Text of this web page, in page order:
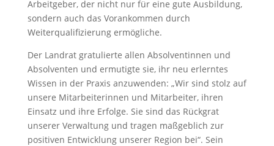
Arbeitgeber, der nicht nur für eine gute Ausbildung,
sondern auch das Vorankommen durch
Weiterqualifizierung ermögliche.
Der Landrat gratulierte allen Absolventinnen und
Absolventen und ermutigte sie, ihr neu erlerntes
Wissen in der Praxis anzuwenden: „Wir sind stolz auf
unsere Mitarbeiterinnen und Mitarbeiter, ihren
Einsatz und ihre Erfolge. Sie sind das Rückgrat
unserer Verwaltung und tragen maßgeblich zur
positiven Entwicklung unserer Region bei“. Sein